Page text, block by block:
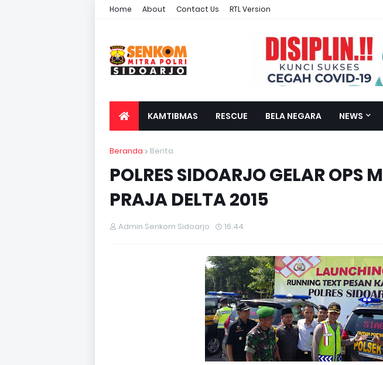
Home About Contact Us RTL Version
KAMTIBMAS RESCUE BELA NEGARA NEWS
Beranda Berita
POLRES SIDOARJO GELAR OPS
PRAJA DELTA 2015
Admin Senkom Sidoarjo 16.44